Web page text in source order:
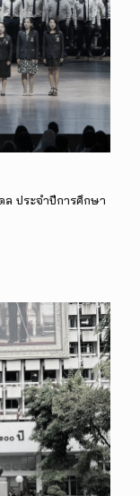
ล ประจำปีการศึกษา